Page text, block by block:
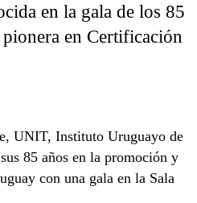
en la gala de los 85
en Certificación
UNIT, Instituto Uruguayo de
85 años en la promoción y
con una gala en la Sala